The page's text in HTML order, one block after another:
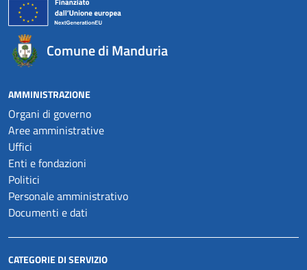
Comune di Manduria
AMMINISTRAZIONE
Organi di governo
Aree amministrative
Uffici
Enti e fondazioni
Politici
Personale amministrativo
Documenti e dati
CATEGORIE DI SERVIZIO